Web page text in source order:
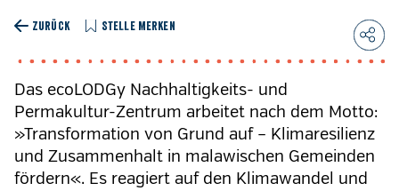
ZURÜCK STELLE MERKEN
Das ecoLODGy Nachhaltigkeits- und
Permakultur-Zentrum arbeitet nach dem Motto:
»Transformation von Grund auf – Klimaresilienz
und Zusammenhalt in malawischen Gemeinden
fördern«. Es reagiert auf den Klimawandel und